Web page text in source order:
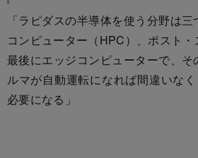
「ラピダスの半導体を使う分野は
コンピューター（HPC）、ポスト・
最後にエッジコンピューターで、そ
ルマが自動運転になれば間違いな
必要になる」